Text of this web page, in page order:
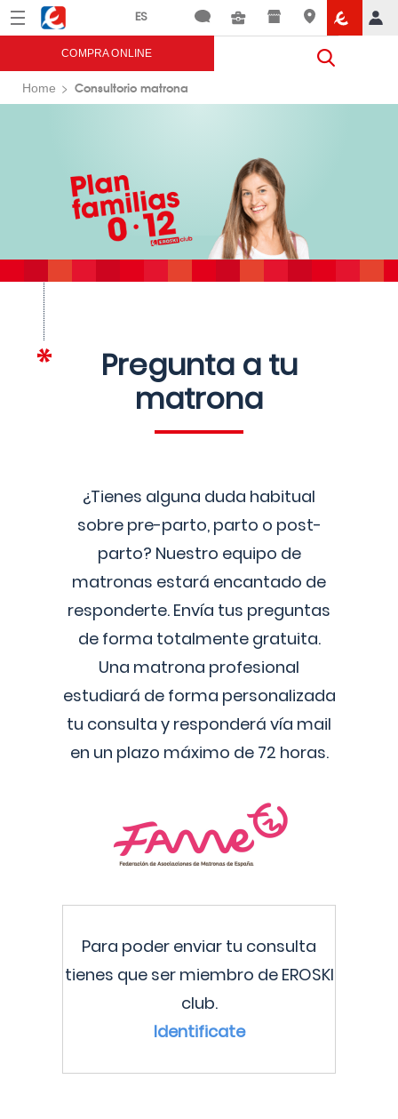
Menú Eroski
COMPRA ONLINE
Home Consultorio matrona
Pregunta a tu
matrona
¿Tienes alguna duda habitual
sobre pre-parto, parto o post-
parto? Nuestro equipo de
matronas estará encantado de
responderte. Envía tus preguntas
de forma totalmente gratuita.
Una matrona profesional
estudiará de forma personalizada
tu consulta y responderá vía mail
en un plazo máximo de 72 horas.
Para poder enviar tu consulta
tienes que ser miembro de EROSKI
club.
Identificate